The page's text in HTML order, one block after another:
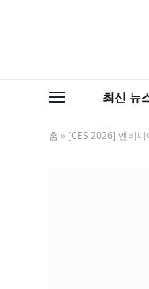
최신 뉴
홈 » [CES 2026] 엔비